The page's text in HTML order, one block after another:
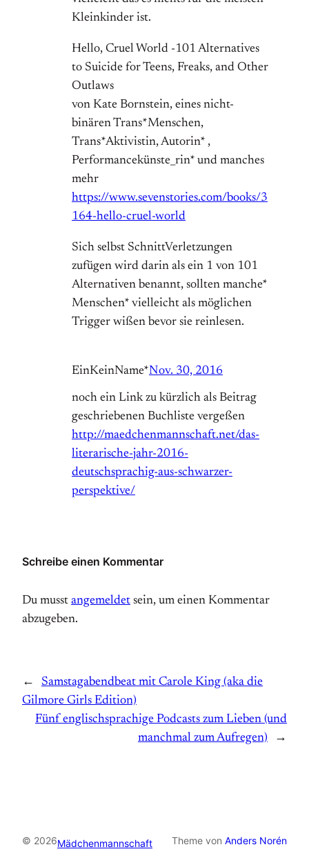
Kleinkinder ist.
Hello, Cruel World -101 Alternatives
to Suicide for Teens, Freaks, and Other
Outlaws
von Kate Bornstein, eines nicht-
binären Trans*Menschen,
Trans*Aktivistin, Autorin* ,
Performancekünste_rin* und manches
mehr
https://www.sevenstories.com/books/3
164-hello-cruel-world
Sich selbst SchnittVerletzungen
zufügen wird darin als ein 1 von 101
Alternativen benannt, sollten manche*
Menschen* vielleicht als möglichen
Trigger wißen bevor sie reinlesen.
EinKeinName*Nov. 30, 2016
noch ein Link zu kürzlich als Beitrag
geschriebenen Buchliste vergeßen
http://maedchenmannschaft.net/das-
literarische-jahr-2016-
deutschsprachig-aus-schwarzer-
perspektive/
Schreibe einen Kommentar
Du musst angemeldet sein, um einen Kommentar
abzugeben.
←
Samstagabendbeat mit Carole King (aka die
Gilmore Girls Edition)
Fünf englischsprachige Podcasts zum Lieben (und
manchmal zum Aufregen)
→
© 2026Mädchenmannschaft Theme von Anders Norén